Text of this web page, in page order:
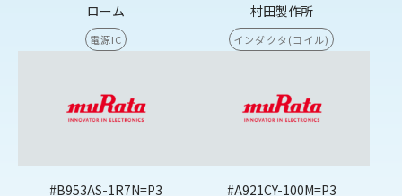
ローム
電源IC
村田製作所
インダクタ(コイル)
#B953AS-1R7N=P3
#A921CY-100M=P3